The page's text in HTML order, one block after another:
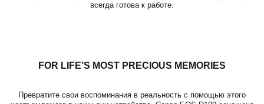
всегда готова к работе.
FOR LIFE’S MOST PRECIOUS MEMORIES
Превратите свои воспоминания в реальность с помощью этого